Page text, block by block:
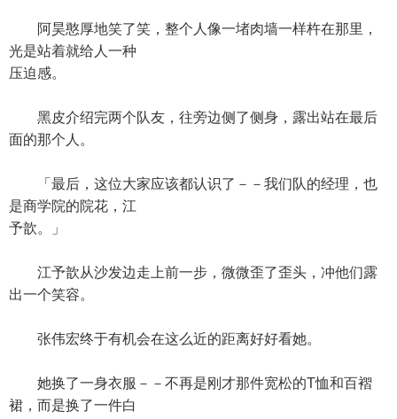
阿昊憨厚地笑了笑，整个人像一堵肉墙一样杵在那里，
光是站着就给人一种
压迫感。
黑皮介绍完两个队友，往旁边侧了侧身，露出站在最后
面的那个人。
「最后，这位大家应该都认识了－－我们队的经理，也
是商学院的院花，江
予歆。」
江予歆从沙发边走上前一步，微微歪了歪头，冲他们露
出一个笑容。
张伟宏终于有机会在这么近的距离好好看她。
她换了一身衣服－－不再是刚才那件宽松的T恤和百褶
裙，而是换了一件白